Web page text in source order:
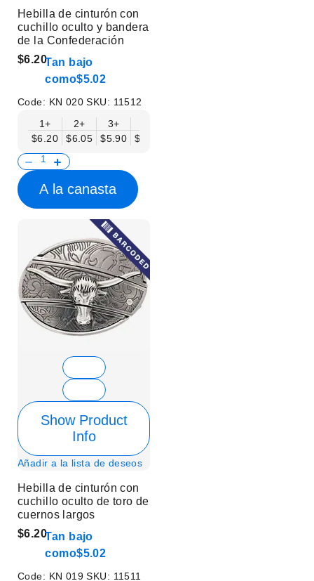
Hebilla de cinturón con
cuchillo oculto y bandera
de la Confederación
$6.20Tan bajo
como$5.02
Code: KN 020SKU: 11512
1+
$6.20
2+
$6.05
3+
$5.90
$5.75
A la canasta
Show Product
Info
Añadir a la lista de deseos
Hebilla de cinturón con
cuchillo oculto de toro de
cuernos largos
$6.20Tan bajo
como$5.02
Code: KN 019SKU: 11511